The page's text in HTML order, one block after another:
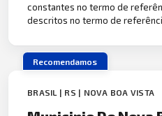
constantes no termo de
descritos no termo de
Recomendamos
BRASIL | RS | NOVA BOA VISTA